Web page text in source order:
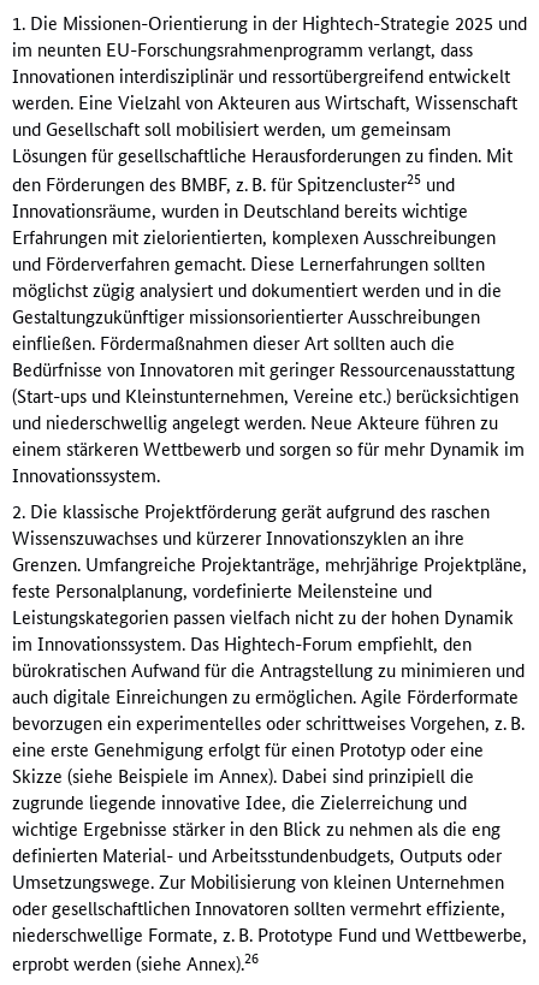
1. Die Missionen-Orientierung in der Hightech-Strategie 2025 und
im neunten EU-Forschungsrahmenprogramm verlangt, dass
Innovationen interdisziplinär und ressortübergreifend entwickelt
werden. Eine Vielzahl von Akteuren aus Wirtschaft, Wissenschaft
und Gesellschaft soll mobilisiert werden, um gemeinsam
Lösungen für gesellschaftliche Herausforderungen zu finden. Mit
den Förderungen des BMBF, z. B. für Spitzencluster25 und
Innovationsräume, wurden in Deutschland bereits wichtige
Erfahrungen mit zielorientierten, komplexen Ausschreibungen
und Förderverfahren gemacht. Diese Lernerfahrungen sollten
möglichst zügig analysiert und dokumentiert werden und in die
Gestaltungzukünftiger missionsorientierter Ausschreibungen
einfließen. Fördermaßnahmen dieser Art sollten auch die
Bedürfnisse von Innovatoren mit geringer Ressourcenausstattung
(Start-ups und Kleinstunternehmen, Vereine etc.) berücksichtigen
und niederschwellig angelegt werden. Neue Akteure führen zu
einem stärkeren Wettbewerb und sorgen so für mehr Dynamik im
Innovationssystem.
2. Die klassische Projektförderung gerät aufgrund des raschen
Wissenszuwachses und kürzerer Innovationszyklen an ihre
Grenzen. Umfangreiche Projektanträge, mehrjährige Projektpläne,
feste Personalplanung, vordefinierte Meilensteine und
Leistungskategorien passen vielfach nicht zu der hohen Dynamik
im Innovationssystem. Das Hightech-Forum empfiehlt, den
bürokratischen Aufwand für die Antragstellung zu minimieren und
auch digitale Einreichungen zu ermöglichen. Agile Förderformate
bevorzugen ein experimentelles oder schrittweises Vorgehen, z. B.
eine erste Genehmigung erfolgt für einen Prototyp oder eine
Skizze (siehe Beispiele im Annex). Dabei sind prinzipiell die
zugrunde liegende innovative Idee, die Zielerreichung und
wichtige Ergebnisse stärker in den Blick zu nehmen als die eng
definierten Material- und Arbeitsstundenbudgets, Outputs oder
Umsetzungswege. Zur Mobilisierung von kleinen Unternehmen
oder gesellschaftlichen Innovatoren sollten vermehrt effiziente,
niederschwellige Formate, z. B. Prototype Fund und Wettbewerbe,
erprobt werden (siehe Annex).26